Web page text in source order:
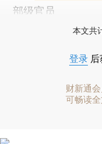
部级官员
本文共
登录
财新通会
可畅读全